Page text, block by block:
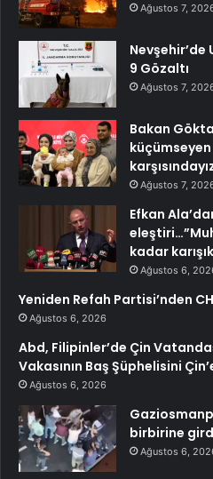
Ağustos 7,
9 Gözaltı
Ağustos 7,
Bakan
Ağustos 7,
Efkan
kadar
Ağustos 6,
Yeniden Refah Partisi’nden
Ağustos 6, 2026
Abd, Filipinler’de Çin
Vakasının Baş Şüphelisini
Ağustos 6, 2026
birbirine
Ağustos 6,